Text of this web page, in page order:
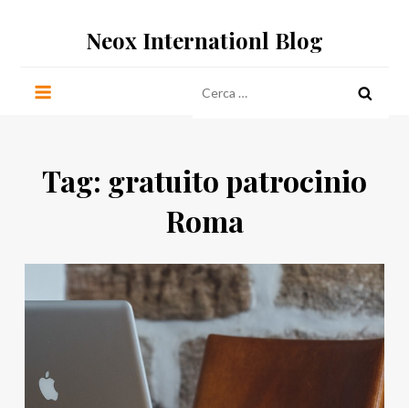
Neox Internationl Blog
per:
Tag: gratuito patrocinio
Roma